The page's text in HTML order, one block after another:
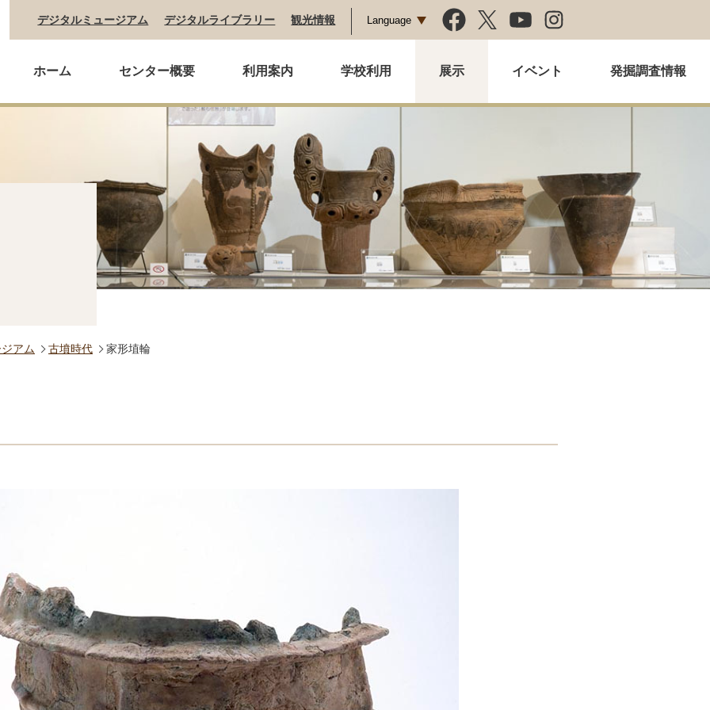
デジタルミュージアム デジタルライブラリー 観光情報 Language
ホーム センター概要 利用案内 学校利用 展示 イベント 発掘調査情報
アム 古墳時代 家形埴輪